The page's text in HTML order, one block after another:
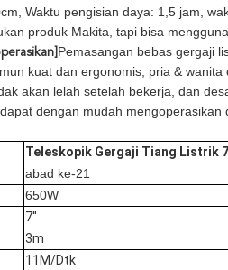
Waktu pengisian daya: 1,5 jam,
produk Makita, tapi bisa
Pemasangan bebas gergaji
kuat dan ergonomis, pria &
akan lelah setelah bekerja, dan
dengan mudah
Teleskopik Gergaji Tiang Listrik
abad ke-21
650W
7''
3m
11M/Dtk